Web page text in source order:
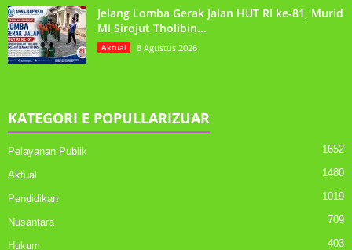
Jelang Lomba Gerak Jalan HUT RI ke-81, Murid
MI Sirojut Tholibin...
Aktual 8 Agustus 2026
KATEGORI E POPULLARIZUAR
Pelayanan Publik 1652
Aktual 1480
Pendidikan 1019
Nusantara 709
Hukum 403